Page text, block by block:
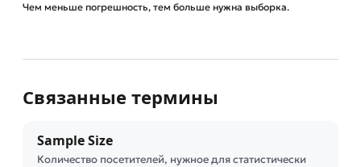
Чем меньше погрешность, тем больше нужна выборка.
Связанные термины
Sample Size
Количество посетителей, нужное для статистически